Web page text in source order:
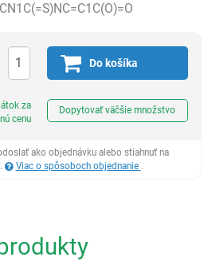
CN1C(=S)NC=C1C(O)=O
Do košíka
za
cenu
Dopytovať väčšie množstvo
ako objednávku alebo stiahnuť na
Viac o spôsoboch objednanie .